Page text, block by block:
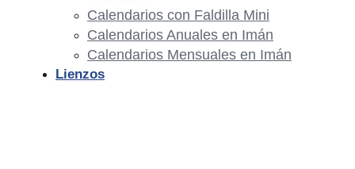
Calendarios con Faldilla Mini
Calendarios Anuales en Imán
Calendarios Mensuales en Imán
Lienzos